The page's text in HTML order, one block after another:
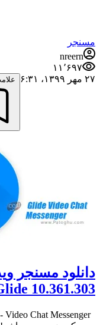
مسنجر
nreern
۱۱٬۶۹۷
۲۷ مهر ۱۳۹۹،‏ ۶:۳۱
دانلود مسنجر
10.361.303 Glide